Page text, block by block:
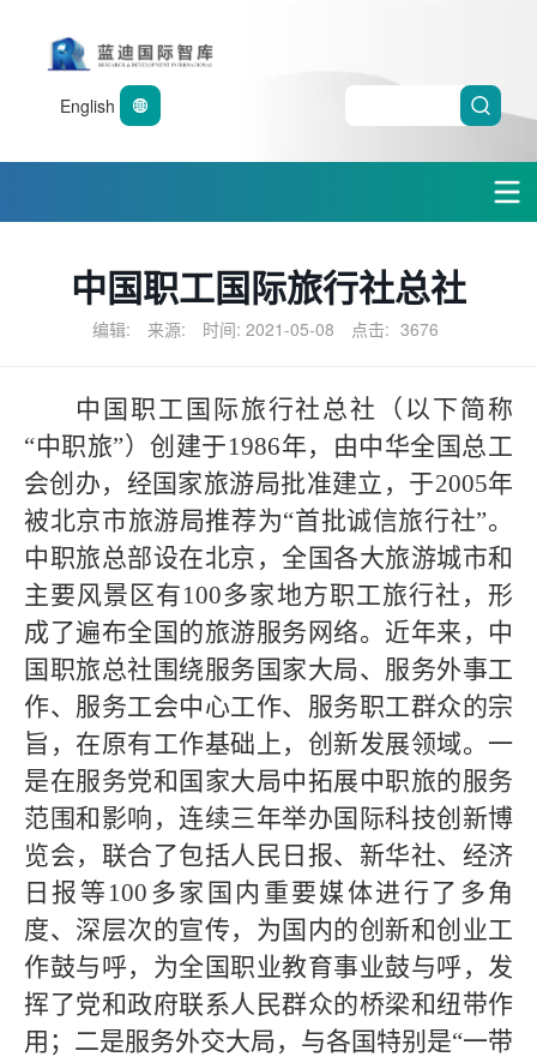
English
中国职工国际旅行社总社
编辑: 来源: 时间: 2021-05-08 点击: 3676
中国职工国际旅行社总社（以下简称
“中职旅”）创建于1986年，由中华全国总工
会创办，经国家旅游局批准建立，于2005年
被北京市旅游局推荐为“首批诚信旅行社”。
中职旅总部设在北京，全国各大旅游城市和
主要风景区有100多家地方职工旅行社，形
成了遍布全国的旅游服务网络。 近年来，中
国职旅总社围绕服务国家大局、服务外事工
作、服务工会中心工作、服务职工群众的宗
旨，在原有工作基础上，创新发展领域。一
是在服务党和国家大局中拓展中职旅的服务
范围和影响，连续三年举办国际科技创新博
览会，联合了包括人民日报、新华社、经济
日报等100多家国内重要媒体进行了多角
度、深层次的宣传，为国内的创新和创业工
作鼓与呼，为全国职业教育事业鼓与呼，发
挥了党和政府联系人民群众的桥梁和纽带作
用；二是服务外交大局，与各国特别是“一带